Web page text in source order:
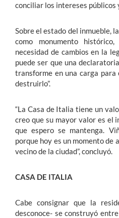
conciliar los intereses públicos
Sobre el estado del inmueble,
como monumento
necesidad de cambios en la
puede ser que una
transforme en una carga
destruirlo”.
“La Casa de Italia tiene un
creo que su mayor valor es el
que espero se mantenga.
porque hoy es un momento de
vecino de la ciudad”, concluyó.
CASA DE ITALIA
Cabe consignar que la
desconoce- se construyó